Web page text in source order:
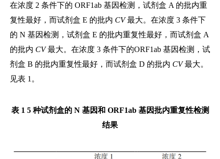
在浓度 2 条件下的 ORF1ab 基因检测，试剂盒 A 的批内重
复性最好，而试剂盒 E 的批内 CV最大。在浓度 3 条件下
的 N 基因检测，试剂盒 E 的批内重复性最好，而试剂盒 A
的批内 CV最大。在浓度 3 条件下的ORF1ab 基因检测，试
剂盒 B 的批内重复性最好，而试剂盒 D 的批内 CV最大。
见表 1。
表 1 5 种试剂盒的 N 基因和 ORF1ab 基因批内重复性检测
结果